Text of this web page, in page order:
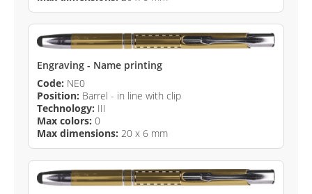
Engraving - Name printing
Code: NE0
Position: Barrel - in line with clip
Technology: III
Max colors: 0
Max dimensions: 20 x 6 mm